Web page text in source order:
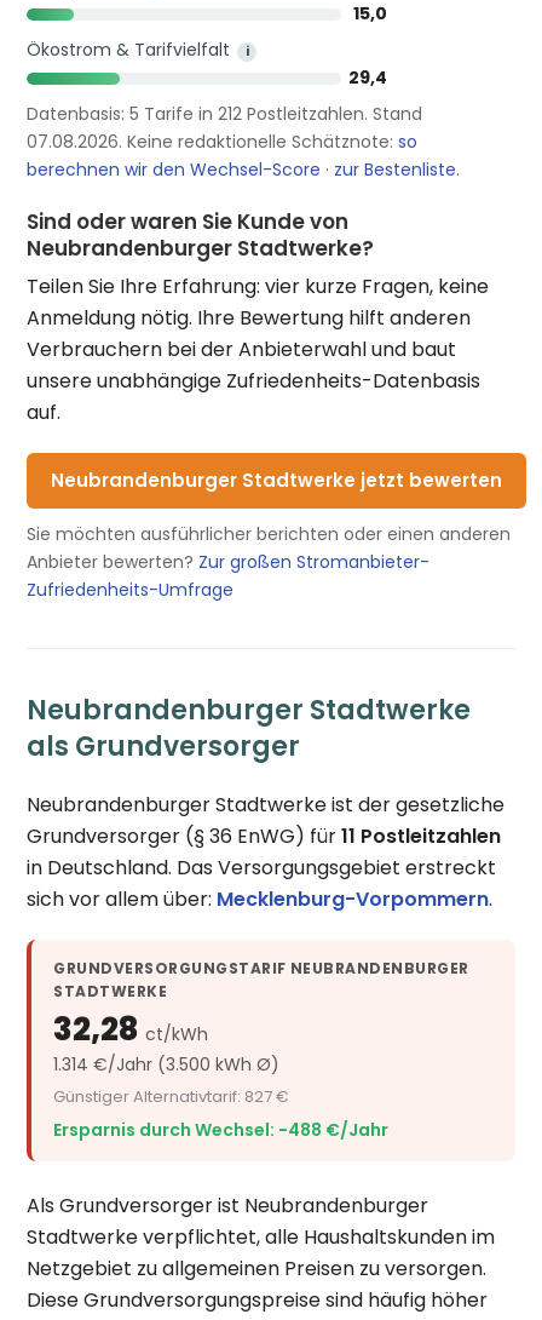
15,0
Ökostrom & Tarifvielfalt
i
29,4
Datenbasis: 5 Tarife in 212 Postleitzahlen. Stand
07.08.2026. Keine redaktionelle Schätznote:so
berechnen wir den Wechsel-Score · zur Bestenliste.
Sind oder waren Sie Kunde von
Neubrandenburger Stadtwerke?
Teilen Sie Ihre Erfahrung: vier kurze Fragen, keine
Anmeldung nötig. Ihre Bewertung hilft anderen
Verbrauchern bei der Anbieterwahl und baut
unsere unabhängige Zufriedenheits-Datenbasis
auf.
Neubrandenburger Stadtwerke jetzt bewerten
Sie möchten ausführlicher berichten oder einen anderen
Anbieter bewerten? Zur großen Stromanbieter-
Zufriedenheits-Umfrage
Neubrandenburger Stadtwerke
als Grundversorger
Neubrandenburger Stadtwerke ist der gesetzliche
Grundversorger (§ 36 EnWG) für11 Postleitzahlen
in Deutschland. Das Versorgungsgebiet erstreckt
sich vor allem über: Mecklenburg-Vorpommern.
GRUNDVERSORGUNGSTARIF NEUBRANDENBURGER
STADTWERKE
32,28ct/kWh
1.314 €/Jahr (3.500 kWh Ø)
Günstiger Alternativtarif: 827 €
Ersparnis durch Wechsel: −488 €/Jahr
Als Grundversorger ist Neubrandenburger
Stadtwerke verpflichtet, alle Haushaltskunden im
Netzgebiet zu allgemeinen Preisen zu versorgen.
Diese Grundversorgungspreise sind häufig höher